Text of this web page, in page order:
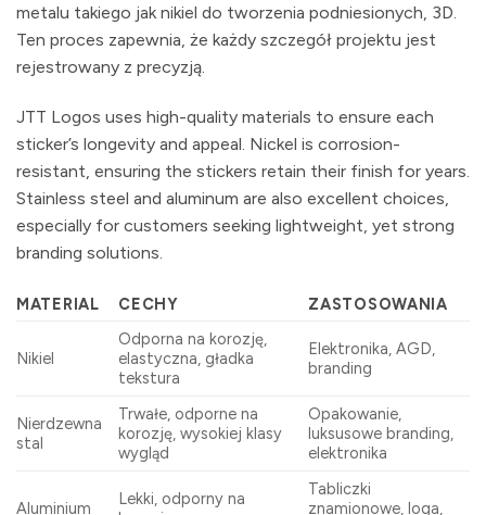
metalu takiego jak nikiel do tworzenia podniesionych, 3D.
Ten proces zapewnia, że ​​każdy szczegół projektu jest
rejestrowany z precyzją.
JTT Logos uses high-quality materials to ensure each
sticker’s longevity and appeal. Nickel is corrosion-
resistant, ensuring the stickers retain their finish for years.
Stainless steel and aluminum are also excellent choices,
especially for customers seeking lightweight, yet strong
branding solutions.
MATERIAL CECHY ZASTOSOWANIA
Nikiel
Odporna na korozję,
elastyczna, gładka
tekstura
Elektronika, AGD,
branding
Nierdzewna
stal
Trwałe, odporne na
korozję, wysokiej klasy
wygląd
Opakowanie,
luksusowe branding,
elektronika
Aluminium
Lekki, odporny na
Tabliczki
znamionowe, loga,